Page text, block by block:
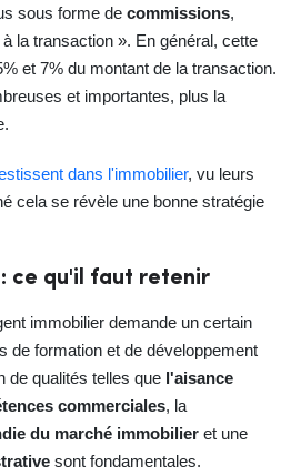
sous forme de commissions,
la transaction ». En général, cette
et 7% du montant de la transaction.
et importantes, plus la
dans l'immobilier, vu leurs
cela se révèle une bonne stratégie
ce qu'il faut retenir
immobilier demande un certain
de formation et de développement
de qualités telles que l'aisance
commerciales, la
du marché immobilier et une
sont fondamentales.